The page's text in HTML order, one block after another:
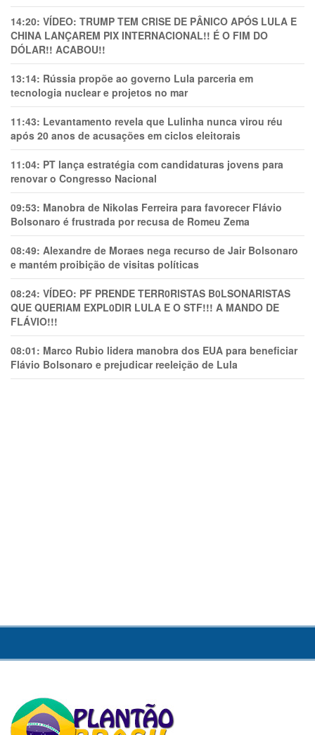
14:20: VÍDEO: TRUMP TEM CRlSE DE PÂNlCO APÓS LULA E
CHINA LANÇAREM PIX INTERNACIONAL!! É O FIM DO
DÓLAR!! ACABOU!!
13:14: Rússia propõe ao governo Lula parceria em
tecnologia nuclear e projetos no mar
11:43: Levantamento revela que Lulinha nunca virou réu
após 20 anos de acusações em ciclos eleitorais
11:04: PT lança estratégia com candidaturas jovens para
renovar o Congresso Nacional
09:53: Manobra de Nikolas Ferreira para favorecer Flávio
Bolsonaro é frustrada por recusa de Romeu Zema
08:49: Alexandre de Moraes nega recurso de Jair Bolsonaro
e mantém proibição de visitas políticas
08:24: VÍDEO: PF PRENDE TERR0RlSTAS B0LSONARlSTAS
QUE QUERIAM EXPL0DlR LULA E O STF!!! A MANDO DE
FLÁVIO!!!
08:01: Marco Rubio lidera manobra dos EUA para beneficiar
Flávio Bolsonaro e prejudicar reeleição de Lula